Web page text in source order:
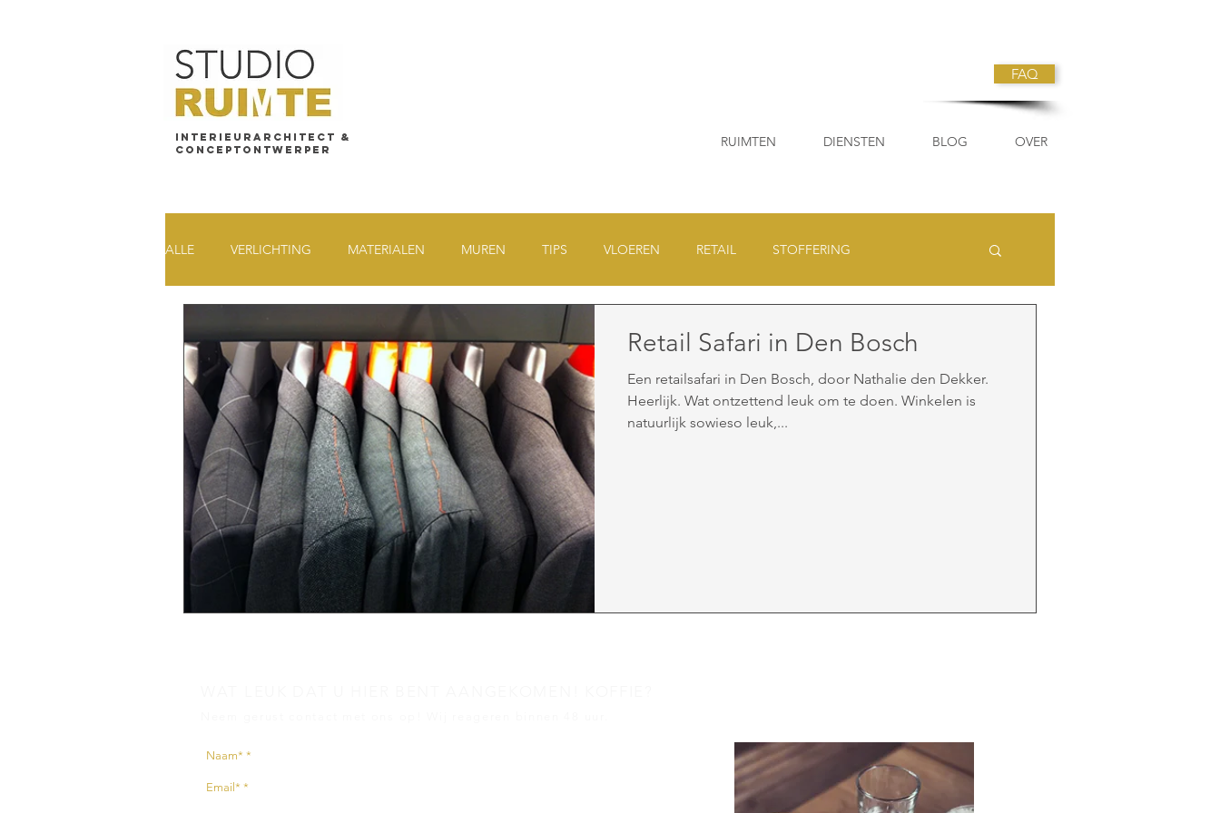
Interieurarchitect &
Conceptontwerper
FAQ
RUIMTEN DIENSTEN BLOG OVER
ALLE VERLICHTING MATERIALEN MUREN TIPS VLOEREN RETAIL STOFFERING
Retail Safari in Den Bosch
Een retailsafari in Den Bosch, door Nathalie den Dekker.
Heerlijk. Wat ontzettend leuk om te doen. Winkelen is
natuurlijk sowieso leuk,...